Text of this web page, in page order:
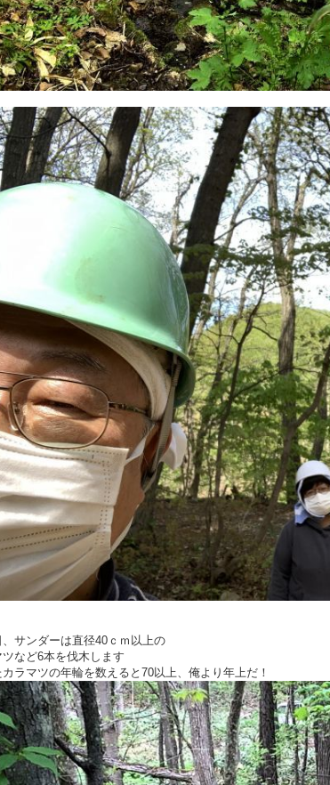
サンダーは直径40ｃｍ以上の
など6本を伐木します
ラマツの年輪を数えると70以上、俺より年上だ！